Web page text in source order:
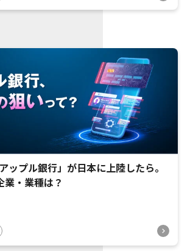
ップル銀行」が日本に上陸したら。
業・業種は？